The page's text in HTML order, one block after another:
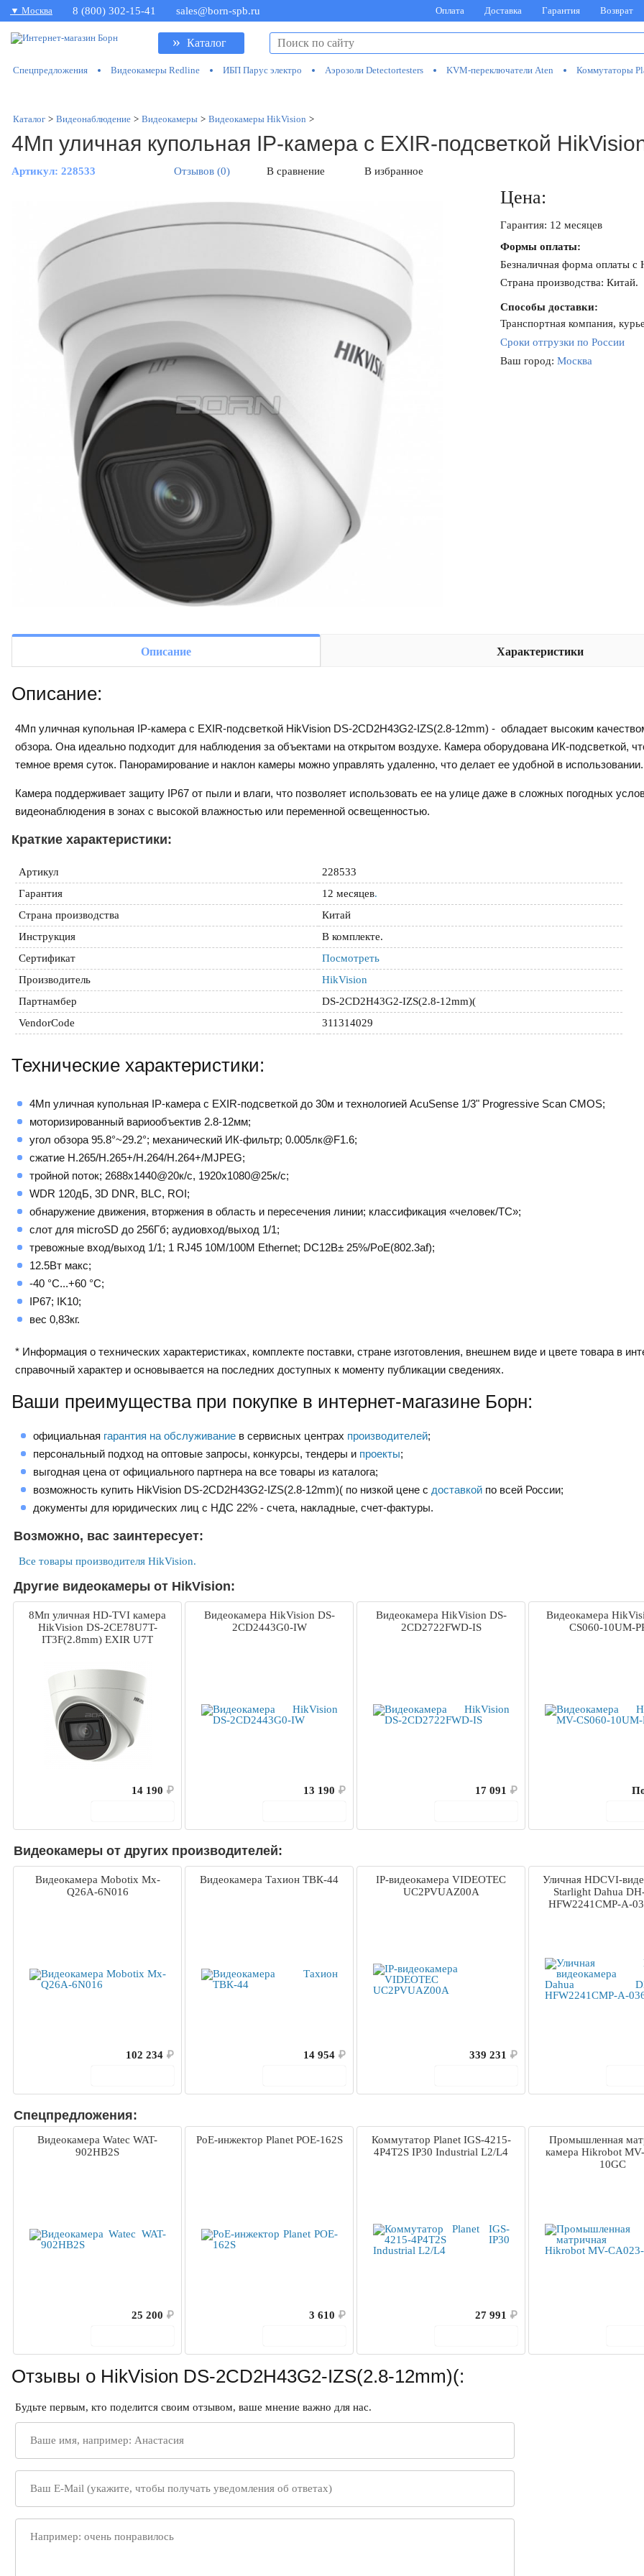
▼ Москва 8 (800) 302-15-41 sales@born-spb.ru Оплата Доставка Гарантия Возврат
» Каталог
Спецпредложения Видеокамеры Redline ИБП Парус электро Аэрозоли Detectortesters KVM-переключатели Aten Коммутаторы
Каталог > Видеонаблюдение > Видеокамеры > Видеокамеры HikVision >
4Мп уличная купольная IP-камера с EXIR-подсветкой
Артикул: 228533 Отзывов (0) В сравнение В избранное
Цена:
Гарантия: 12 месяцев
Формы оплаты:
Безналичная форма оплаты
Страна производства: Китай.
Способы доставки:
Транспортная компания,
Сроки отгрузки по России
Ваш город: Москва
Описание Характеристики
Описание:
4Мп уличная купольная IP-камера с EXIR-подсветкой HikVision DS-2CD2H43G2-IZS(2.8-12mm) - обладает высоким
обзора. Она идеально подходит для наблюдения за объектами на открытом воздухе. Камера оборудована ИК-подсветкой,
темное время суток. Панорамирование и наклон камеры можно управлять удаленно, что делает ее удобной в использовании.
Камера поддерживает защиту IP67 от пыли и влаги, что позволяет использовать ее на улице даже в сложных погодных
видеонаблюдения в зонах с высокой влажностью или переменной освещенностью.
Краткие характеристики:
Артикул
228533
Гарантия
12 месяцев.
Страна производства
Китай
Инструкция
В комплекте.
Сертификат
Посмотреть
Производитель
HikVision
Партнамбер
DS-2CD2H43G2-IZS(2.8-12mm)(
VendorCode
311314029
Технические характеристики:
4Мп уличная купольная IP-камера с EXIR-подсветкой до 30м и технологией AcuSense 1/3" Progressive Scan CMOS;
моторизированный вариообъектив 2.8-12мм;
угол обзора 95.8°~29.2°; механический ИК-фильтр; 0.005лк@F1.6;
сжатие H.265/H.265+/H.264/H.264+/MJPEG;
тройной поток; 2688х1440@20к/с, 1920х1080@25к/с;
WDR 120дБ, 3D DNR, BLC, ROI;
обнаружение движения, вторжения в область и пересечения линии; классификация «человек/ТС»;
слот для microSD до 256Гб; аудиовход/выход 1/1;
тревожные вход/выход 1/1; 1 RJ45 10M/100M Ethernet; DC12В± 25%/PoE(802.3af);
12.5Вт макс;
-40 °C...+60 °C;
IP67; IK10;
вес 0,83кг.
* Информация о технических характеристиках, комплекте поставки, стране изготовления, внешнем виде и цвете товара в
справочный характер и основывается на последних доступных к моменту публикации сведениях.
Ваши преимущества при покупке в интернет-магазине Борн:
официальная гарантия на обслуживание в сервисных центрах производителей;
персональный подход на оптовые запросы, конкурсы, тендеры и проекты;
выгодная цена от официального партнера на все товары из каталога;
возможность купить HikVision DS-2CD2H43G2-IZS(2.8-12mm)( по низкой цене с доставкой по всей России;
документы для юридических лиц с НДС 22% - счета, накладные, счет-фактуры.
Возможно, вас заинтересует:
Все товары производителя HikVision.
Другие видеокамеры от HikVision:
8Мп уличная HD-TVI камера
HikVision DS-2CE78U7T-
IT3F(2.8mm) EXIR U7T
14 190 ₽
Видеокамера HikVision DS-
2CD2443G0-IW
13 190 ₽
Видеокамера HikVision DS-
2CD2722FWD-IS
17 091 ₽
Видеокамера
CS060-10UM-
Видеокамеры от других производителей:
Видеокамера Mobotix Mx-
Q26A-6N016
102 234 ₽
Видеокамера Тахион ТВК-44
14 954 ₽
IP-видеокамера VIDEOTEC
UC2PVUAZ00A
339 231 ₽
Уличная HDCVI-
Starlight Dahua
HFW2241CMP-A-
Спецпредложения:
Видеокамера Watec WAT-
902HB2S
25 200 ₽
PoE-инжектор Planet POE-162S
3 610 ₽
Коммутатор Planet IGS-4215-
4P4T2S IP30 Industrial L2/L4
27 991 ₽
Промышленная
камера Hikrobot
10GC
Отзывы о HikVision DS-2CD2H43G2-IZS(2.8-12mm)(:
Будьте первым, кто поделится своим отзывом, ваше мнение важно для нас.